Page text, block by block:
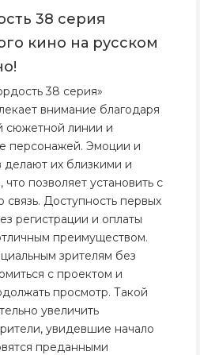
38 серия
кино на русском
38 серия»
внимание благодаря
сюжетной линии и
персонажей. Эмоции и
их близкими и
позволяет установить с
Доступность первых
регистрации и оплаты
преимуществом.
зрителям без
с проектом и
просмотр. Такой
увеличить
увидевшие начало
преданными